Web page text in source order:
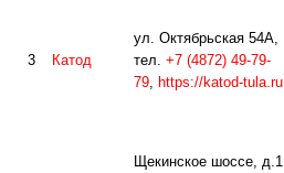
3 Катод
ул. Октябрьская 54А,
тел. +7 (4872) 49-79-
79
https://katod-tula.ru
Щекинское шоссе, д.1,